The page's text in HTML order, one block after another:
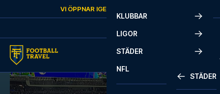
VI ÖPPNAR IGEN
KLUBBAR
LIGOR
STÄDER
STÄDER
NFL